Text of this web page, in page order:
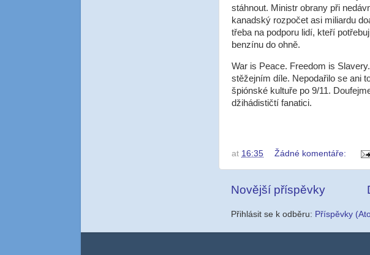
stáhnout. Ministr obrany při
kanadský rozpočet asi miliardu
třeba na podporu lidí, kteří
benzínu do ohně.
War is Peace. Freedom is
stěžejním díle. Nepodařilo se ani
špiónské kultuře po 9/11.
džihádističtí fanatici.
at 16:35 Žádné komentáře:
Novější příspěvky
Přihlásit se k odběru: Příspěvky